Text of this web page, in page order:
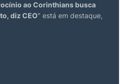
ao Corinthians busca
diz CEO" está em destaque,